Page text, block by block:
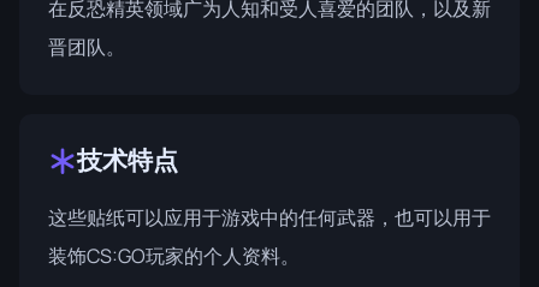
在反恐精英领域广为人知和受人喜爱的团队，以及新
晋团队。
技术特点
这些贴纸可以应用于游戏中的任何武器，也可以用于
装饰CS:GO玩家的个人资料。